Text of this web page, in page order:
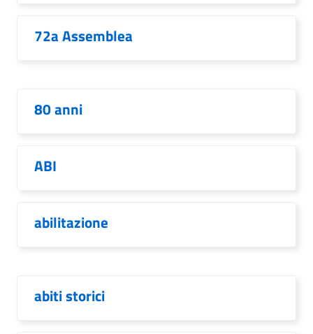
72a Assemblea
80 anni
ABI
abilitazione
abiti storici